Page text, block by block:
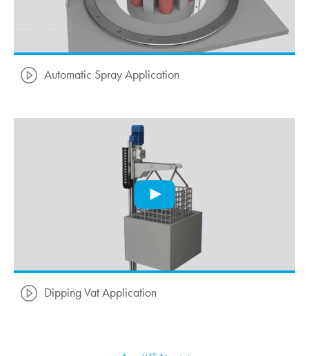
Automatic Spray Application
Dipping Vat Application